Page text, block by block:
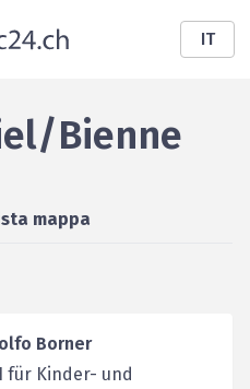
IT
Bienne
mappa
Borner
für Kinder- und